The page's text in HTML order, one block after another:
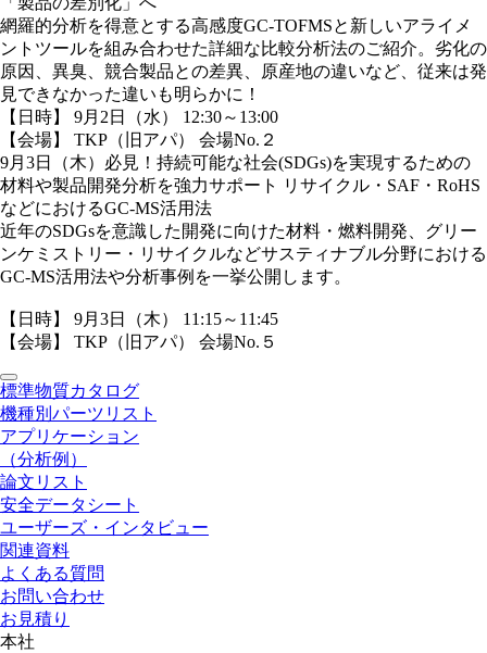
網羅的分析を得意とする高感度GC-TOFMSと新しいアライメ
ントツールを組み合わせた詳細な比較分析法のご紹介。劣化の
原因、異臭、競合製品との差異、原産地の違いなど、従来は発
見できなかった違いも明らかに！
【日時】 9月2日（水） 12:30～13:00
【会場】 TKP（旧アパ） 会場No.２
9月3日（木） 必見！持続可能な社会(SDGs)を実現するための
材料や製品開発分析を強力サポート リサイクル・SAF・RoHS
などにおけるGC-MS活用法
近年のSDGsを意識した開発に向けた材料・燃料開発、グリー
ンケミストリー・リサイクルなどサスティナブル分野における
GC-MS活用法や分析事例を一挙公開します。
【日時】 9月3日（木） 11:15～11:45
【会場】 TKP（旧アパ） 会場No.５
標準物質カタログ
機種別パーツリスト
アプリケーション
（分析例）
論文リスト
安全データシート
ユーザーズ・インタビュー
関連資料
よくある質問
お問い合わせ
お見積り
本社